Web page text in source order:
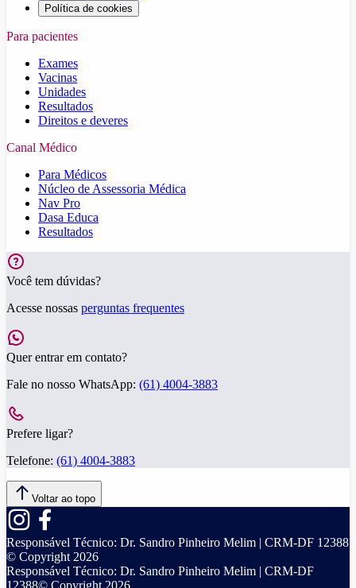
Política de cookies
Para pacientes
Exames
Vacinas
Unidades
Resultados
Direitos e deveres
Canal Médico
Para Médicos
Núcleo de Assessoria Médica
Nav Pro
Dasa Educa
Resultados
Você tem dúvidas?
Acesse nossas perguntas frequentes
Quer entrar em contato?
Fale no nosso WhatsApp: (61) 4004-3883
Prefere ligar?
Telefone: (61) 4004-3883
Voltar ao topo
Responsável Técnico: Dr. Sandro Pinheiro Melim | CRM-DF 12388
© Copyright 2026
Responsável Técnico: Dr. Sandro Pinheiro Melim | CRM-DF
12388© Copyright 2026